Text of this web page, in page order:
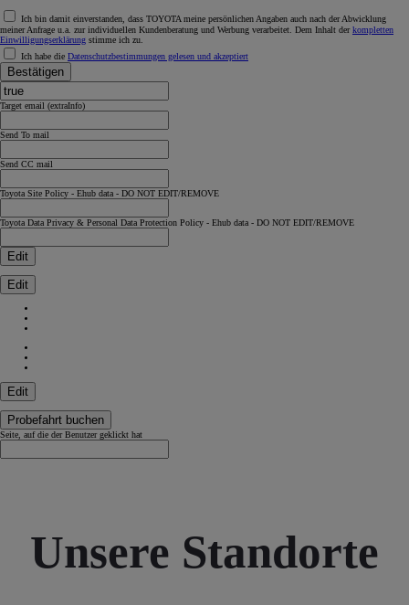
Ich bin damit einverstanden, dass TOYOTA meine persönlichen Angaben auch nach der Abwicklung
meiner Anfrage u.a. zur individuellen Kundenberatung und Werbung verarbeitet. Dem Inhalt derkompletten
Einwilligungserklärung stimme ich zu.
Ich habe die Datenschutzbestimmungen gelesen und akzeptiert
Bestätigen
Target email (extraInfo)
Send To mail
Send CC mail
Toyota Site Policy - Ehub data - DO NOT EDIT/REMOVE
Toyota Data Privacy & Personal Data Protection Policy - Ehub data - DO NOT EDIT/REMOVE
Edit
Edit
Edit
Probefahrt buchen
Seite, auf die der Benutzer geklickt hat
Unsere Standorte